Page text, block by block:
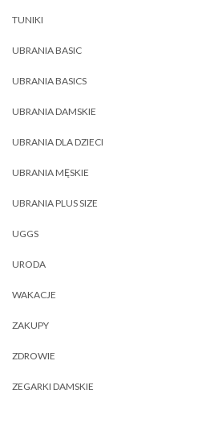
TUNIKI
UBRANIA BASIC
UBRANIA BASICS
UBRANIA DAMSKIE
UBRANIA DLA DZIECI
UBRANIA MĘSKIE
UBRANIA PLUS SIZE
UGGS
URODA
WAKACJE
ZAKUPY
ZDROWIE
ZEGARKI DAMSKIE